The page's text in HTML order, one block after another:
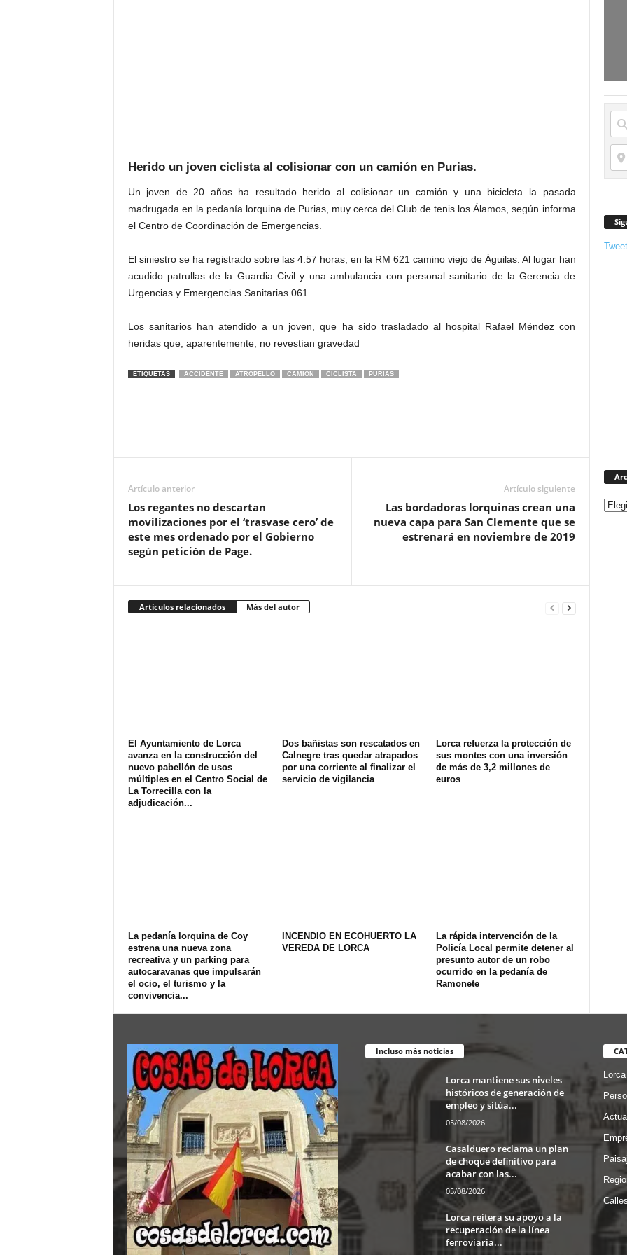
Herido un joven ciclista al colisionar con un camión en Purias.
Un joven de 20 años ha resultado herido al colisionar un camión y una bicicleta la pasada
madrugada en la pedanía lorquina de Purias, muy cerca del Club de tenis los Álamos, según informa
el Centro de Coordinación de Emergencias.
El siniestro se ha registrado sobre las 4.57 horas, en la RM 621 camino viejo de Águilas. Al lugar han
acudido patrullas de la Guardia Civil y una ambulancia con personal sanitario de la Gerencia de
Urgencias y Emergencias Sanitarias 061.
Los sanitarios han atendido a un joven, que ha sido trasladado al hospital Rafael Méndez con
heridas que, aparentemente, no revestían gravedad
ETIQUETAS ACCIDENTE ATROPELLO CAMION CICLISTA PURIAS
Artículo anterior
Los regantes no descartan
movilizaciones por el ‘trasvase cero’ de
este mes ordenado por el Gobierno
según petición de Page.
Artículo siguiente
Las bordadoras lorquinas crean una
nueva capa para San Clemente que se
estrenará en noviembre de 2019
Artículos relacionados Más del autor
El Ayuntamiento de Lorca
avanza en la construcción del
nuevo pabellón de usos
múltiples en el Centro Social de
La Torrecilla con la
adjudicación...
Dos bañistas son rescatados en
Calnegre tras quedar atrapados
por una corriente al finalizar el
servicio de vigilancia
Lorca refuerza la protección de
sus montes con una inversión
de más de 3,2 millones de
euros
La pedanía lorquina de Coy
estrena una nueva zona
recreativa y un parking para
autocaravanas que impulsarán
el ocio, el turismo y la
convivencia...
INCENDIO EN ECOHUERTO LA
VEREDA DE LORCA
La rápida intervención de la
Policía Local permite detener al
presunto autor de un robo
ocurrido en la pedanía de
Ramonete
Incluso más noticias
Lorca mantiene sus niveles
históricos de generación de
empleo y sitúa...
05/08/2026
Casalduero reclama un plan
de choque definitivo para
acabar con las...
05/08/2026
Lorca reitera su apoyo a la
recuperación de la línea
ferroviaria...
Lorca